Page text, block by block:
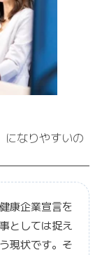
になりやすいの
康企業宣言を
としては捉え
現状です。そ